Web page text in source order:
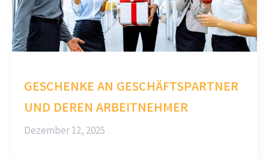
GESCHENKE AN GESCHÄFTSPARTNER
UND DEREN ARBEITNEHMER
Dezember 12, 2025